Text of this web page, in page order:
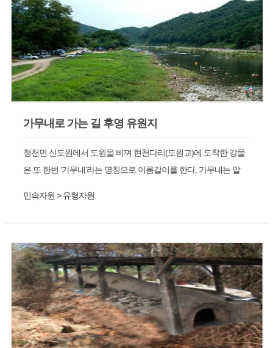
가무내로 가는 길 후영 유원지
청천면 신도원에서 도원을 비껴 현천다리(도원교)에 도착한 강물
은 또 한번 ‘가무내’라는 명칭으로 이름갈이를 한다. 가무내는 말
민속자원 > 유형자원